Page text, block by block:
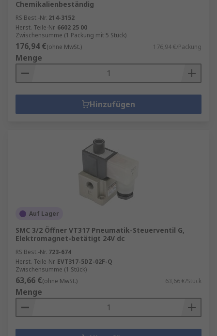
Chemikalienbeständig
RS Best.-Nr. 214-3152
Herst. Teile-Nr. 6602 25 00
Zwischensumme (1 Packung mit 5 Stück)
176,94 €(ohne MwSt.) 176,94 €/Packung
Menge
Hinzufügen
Auf Lager
SMC 3/2 Öffner VT317 Pneumatik-Steuerventil G,
Elektromagnet-betätigt 24V dc
RS Best.-Nr. 723-674
Herst. Teile-Nr. EVT317-5DZ-02F-Q
Zwischensumme (1 Stück)
63,66 €(ohne MwSt.) 63,66 €/Stück
Menge